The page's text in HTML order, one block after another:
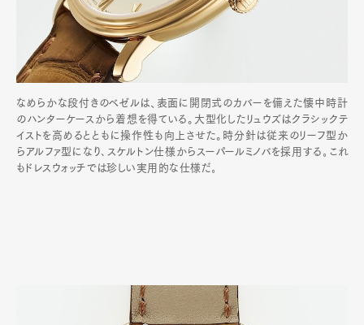
なめらかな段付きのベゼルは、表面に開閉式のカバーを備えた懐中時計
のハンターケースから着想を得ている。大型化したリュウズはクラシックテ
イストを高めるとともに操作性も向上させた。時分針は従来のリーフ型か
らアルファ型になり､スケルトン仕様からスーパールミノバを採用する｡これ
もドレスウォッチでは珍しい実用的な仕様だ｡